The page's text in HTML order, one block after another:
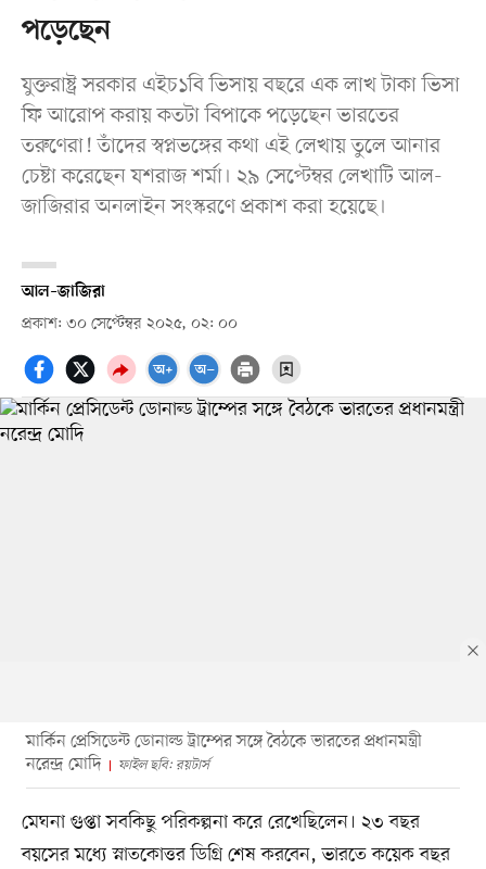
পড়েছেন
যুক্তরাষ্ট্র সরকার এইচ১বি ভিসায় বছরে এক লাখ টাকা ভিসা
ফি আরোপ করায় কতটা বিপাকে পড়েছেন ভারতের
তরুণেরা! তাঁদের স্বপ্নভঙ্গের কথা এই লেখায় তুলে আনার
চেষ্টা করেছেন যশরাজ শর্মা। ২৯ সেপ্টেম্বর লেখাটি আল-
জাজিরার অনলাইন সংস্করণে প্রকাশ করা হয়েছে।
আল–জাজিরা
প্রকাশ: ৩০ সেপ্টেম্বর ২০২৫, ০২: ০০
মার্কিন প্রেসিডেন্ট ডোনাল্ড ট্রাম্পের সঙ্গে বৈঠকে ভারতের প্রধানমন্ত্রী
নরেন্দ্র মোদি
ফাইল ছবি: রয়টার্স
মেঘনা গুপ্তা সবকিছু পরিকল্পনা করে রেখেছিলেন। ২৩ বছর
বয়সের মধ্যে স্নাতকোত্তর ডিগ্রি শেষ করবেন, ভারতে কয়েক বছর